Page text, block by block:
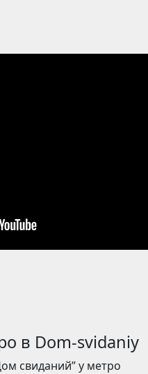
в Dom-svidaniy
свиданий” у метро